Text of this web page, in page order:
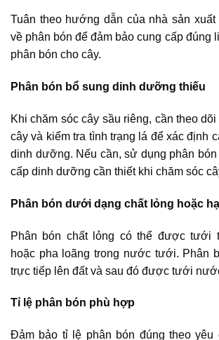
Tuân theo hướng dẫn của nhà sản xuất
về phân bón để đảm bảo cung cấp đúng
phân bón cho cây.
Phân bón bổ sung dinh dưỡng thiếu
Khi chăm sóc cây sầu riêng, cần theo
cây và kiểm tra tình trạng lá để xác định
dinh dưỡng. Nếu cần, sử dụng phân bón
cấp dinh dưỡng cần thiết khi chăm sóc
Phân bón dưới dạng chất lỏng hoặc
Phân bón chất lỏng có thể được tưới
hoặc pha loãng trong nước tưới. Phân
trực tiếp lên đất và sau đó được tưới
Tỉ lệ phân bón phù hợp
Đảm bảo tỉ lệ phân bón đúng theo yêu